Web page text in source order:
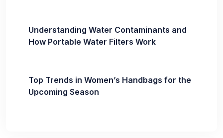
Understanding Water Contaminants and
How Portable Water Filters Work
Top Trends in Women’s Handbags for the
Upcoming Season